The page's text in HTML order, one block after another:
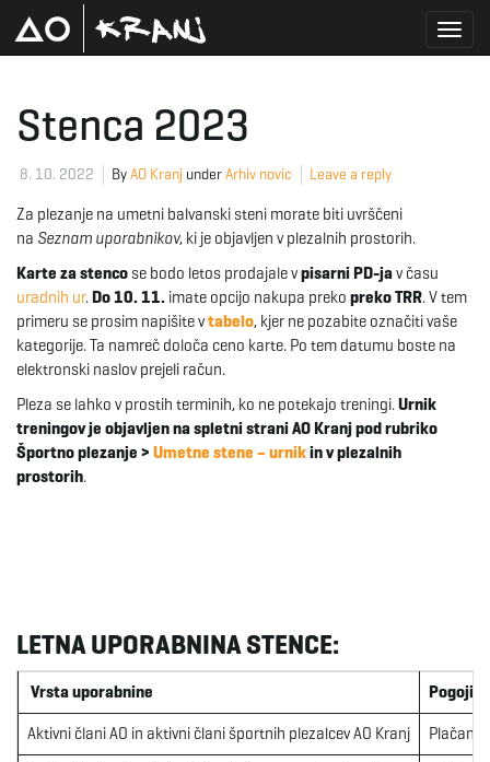
g
a
Stenca 2023
8. 10. 2022 ByAO Kranj underArhiv novic Leave a reply
Za plezanje na umetni balvanski steni morate biti uvrščeni
na Seznam uporabnikov, ki je objavljen v plezalnih prostorih.
Karte za stencose bodo letos prodajale vpisarni PD-jav času
uradnih ur.Do 10. 11. imate opcijo nakupa preko preko TRR. V tem
primeru se prosim napišite vtabelo, kjer ne pozabite označiti vaše
kategorije. Ta namreč določa ceno karte. Po tem datumu boste na
elektronski naslov prejeli račun.
Pleza se lahko v prostih terminih, ko ne potekajo treningi.Urnik
treningov je objavljen na spletni strani AO Kranj pod rubriko
Športno plezanje > Umetne stene – urnikin v plezalnih
prostorih.
LETNA UPORABNINA STENCE:
Vrsta uporabnine Pogoji
Aktivni člani AO in aktivni člani športnih plezalcev AO Kranj Plačana